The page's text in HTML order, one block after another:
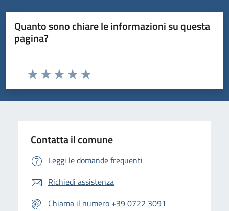
Quanto sono chiare le informazioni su questa
pagina?
Valuta da 1 a 5 stelle la pagina
Valuta 5 stelle su 5
Valuta 4 stelle su 5
Valuta 3 stelle su 5
Valuta 2 stelle su 5
Valuta 1 stelle su 5
Contatta il comune
Leggi le domande frequenti
Richiedi assistenza
Chiama il numero +39 0722 3091